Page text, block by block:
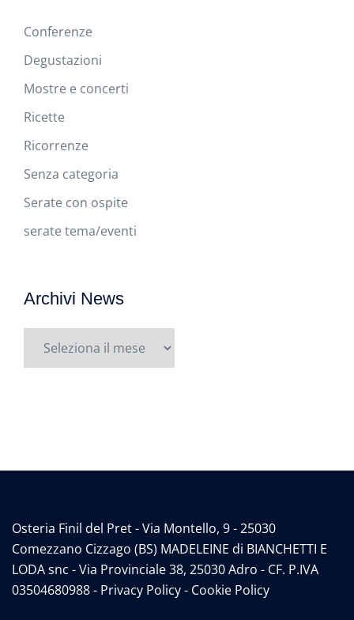
Conferenze
Degustazioni
Mostre e concerti
Ricette
Ricorrenze
Senza categoria
Serate con ospite
serate tema/eventi
Archivi News
News
Osteria Finil del Pret - Via Montello, 9 - 25030
Comezzano Cizzago (BS) MADELEINE di BIANCHETTI E
LODA snc - Via Provinciale 38, 25030 Adro - CF. P.IVA
03504680988 - Privacy Policy- Cookie Policy